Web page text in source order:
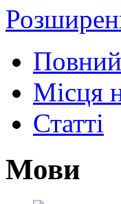
Повний
Місця
Статті
Мови